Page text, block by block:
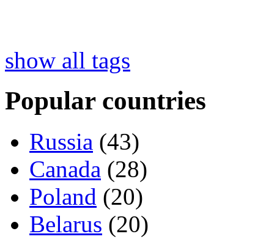
show all tags
Popular countries
Russia (43)
Canada (28)
Poland (20)
Belarus (20)